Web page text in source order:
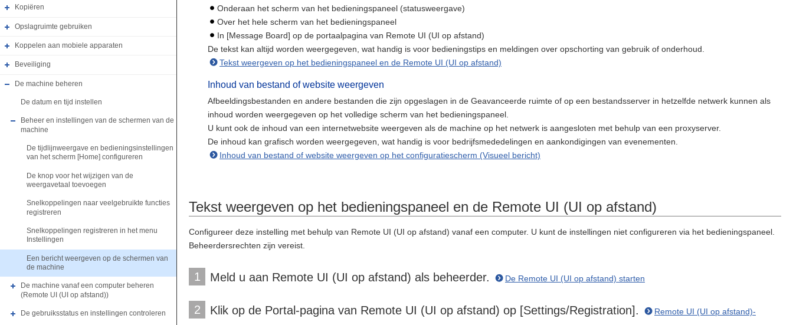
Kopiëren
Opslagruimte gebruiken
Koppelen aan mobiele apparaten
Beveiliging
De machine beheren
De datum en tijd instellen
Beheer en instellingen van de schermen van de
machine
De tijdlijnweergave en bedieningsinstellingen
van het scherm [Home] configureren
De knop voor het wijzigen van de
weergavetaal toevoegen
Snelkoppelingen naar veelgebruikte functies
registreren
Snelkoppelingen registreren in het menu
Instellingen
Een bericht weergeven op de schermen van
de machine
De machine vanaf een computer beheren
(Remote UI (UI op afstand))
De gebruiksstatus en instellingen controleren
Onderaan het scherm van het bedieningspaneel (statusweergave)
Over het hele scherm van het bedieningspaneel
In [Message Board] op de portaalpagina van Remote UI (UI op afstand)
De tekst kan altijd worden weergegeven, wat handig is voor bedieningstips en meldingen over opschorting van gebruik of onderhoud.
Tekst weergeven op het bedieningspaneel en de Remote UI (UI op afstand)
Inhoud van bestand of website weergeven
Afbeeldingsbestanden en andere bestanden die zijn opgeslagen in de Geavanceerde ruimte of op een bestandsserver in hetzelfde netwerk kunnen als
inhoud worden weergegeven op het volledige scherm van het bedieningspaneel.
U kunt ook de inhoud van een internetwebsite weergeven als de machine op het netwerk is aangesloten met behulp van een proxyserver.
De inhoud kan grafisch worden weergegeven, wat handig is voor bedrijfsmededelingen en aankondigingen van evenementen.
Inhoud van bestand of website weergeven op het configuratiescherm (Visueel bericht)
Tekst weergeven op het bedieningspaneel en de Remote UI (UI op afstand)
Configureer deze instelling met behulp van Remote UI (UI op afstand) vanaf een computer. U kunt de instellingen niet configureren via het bedieningspaneel.
Beheerdersrechten zijn vereist.
1 Meld u aan Remote UI (UI op afstand) als beheerder. De Remote UI (UI op afstand) starten
2 Klik op de Portal-pagina van Remote UI (UI op afstand) op [Settings/Registration].
Remote UI (UI op afstand)-